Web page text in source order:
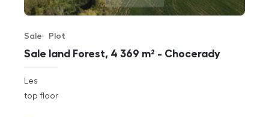
Sale land Forest, 4 369 m² - Chocerady
Offer type
Sale
Property type
Plot
rozměry
disposition
Les
funkce
top floor